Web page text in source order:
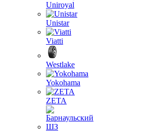
Uniroyal
Unistar
Viatti
Westlake
Yokohama
ZETA